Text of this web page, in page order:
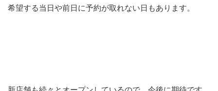
希望する当日や前日に予約が取れない日もあります。